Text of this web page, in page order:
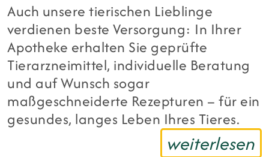
Auch unsere tierischen Lieblinge
verdienen beste Versorgung: In Ihrer
Apotheke erhalten Sie geprüfte
Tierarzneimittel, individuelle Beratung
und auf Wunsch sogar
maßgeschneiderte Rezepturen – für ein
gesundes, langes Leben Ihres Tieres.
weiterlesen